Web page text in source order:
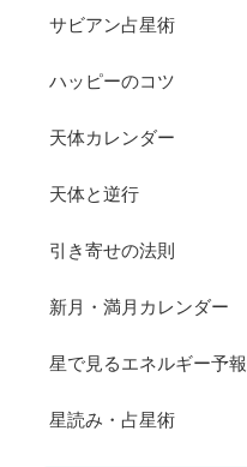
サビアン占星術
ハッピーのコツ
天体カレンダー
天体と逆行
引き寄せの法則
新月・満月カレンダー
星で見るエネルギー予報
星読み・占星術